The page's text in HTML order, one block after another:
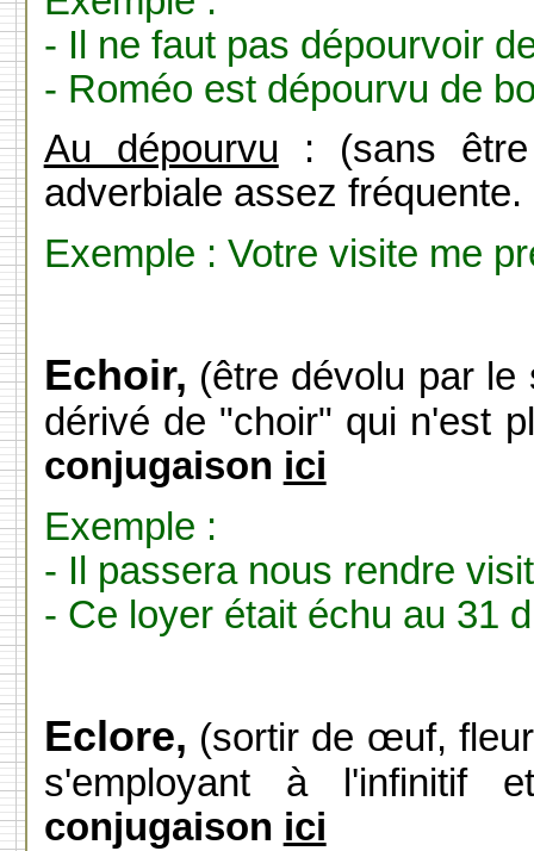
- Il ne faut pas dépourvoir
- Roméo est dépourvu de
Au dépourvu : (sans être
adverbiale assez fréquente.
Exemple : Votre visite me
Echoir, (être dévolu par le
dérivé de "choir" qui n'est
conjugaison ici
Exemple :
- Il passera nous rendre
- Ce loyer était échu au 31
Eclore, (sortir de œuf,
s'employant à l'infinitif
conjugaison ici